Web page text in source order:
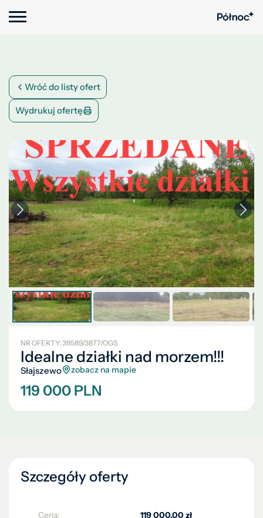
Wróć do listy ofert
Wydrukuj ofertę
NR OFERTY: 39589/3877/OGS
Idealne działki nad morzem!!!
Słajszewo zobacz na mapie
119 000 PLN
Szczegóły oferty
Cena:
119 000,00 zł